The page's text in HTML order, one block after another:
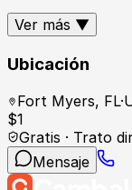
Ver más ▼
Ubicación
Fort Myers, FL·
$1
Gratis · Trato
Mensaje